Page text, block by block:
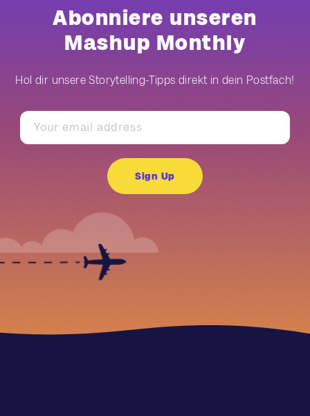
Abonniere unseren
Mashup Monthly
Hol dir unsere Storytelling-Tipps direkt in dein Postfach!